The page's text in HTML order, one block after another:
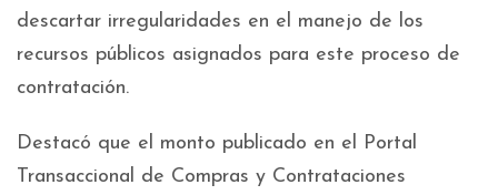
descartar irregularidades en el manejo de los
recursos públicos asignados para este proceso de
contratación.
Destacó que el monto publicado en el Portal
Transaccional de Compras y Contrataciones